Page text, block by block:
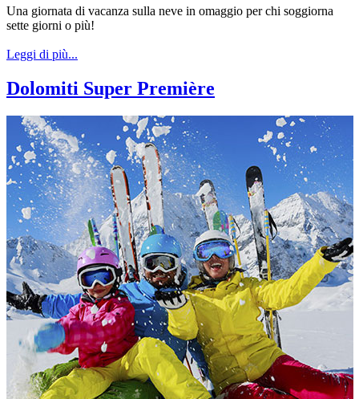
Una giornata di vacanza sulla neve in omaggio per chi soggiorna
sette giorni o più!
Leggi di più...
Dolomiti Super Première